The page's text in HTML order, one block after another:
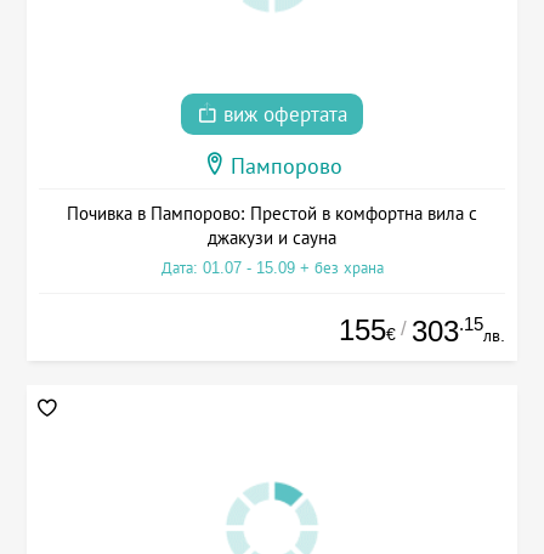
виж офертата
Пампорово
Почивка в Пампорово: Престой в комфортна вила с
джакузи и сауна
Дата: 01.07 - 15.09 + без храна
155€ / 303.15
лв.